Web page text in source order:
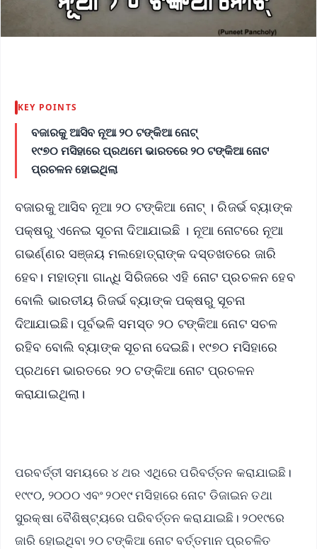
KEY POINTS
ବଜାରକୁ ଆସିବ ନୂଆ ୨୦ ଟଙ୍କିଆ ନୋଟ୍‍
୧୯୭୦ ମସିହାରେ ପ୍ରଥମେ ଭାରତରେ ୨୦ ଟଙ୍କିଆ ନୋଟ
ପ୍ରଚଳନ ହୋଇଥିଲା
ବଜାରକୁ ଆସିବ ନୂଆ ୨୦ ଟଙ୍କିଆ ନୋଟ୍‍ । ରିଜର୍ଭ ବ୍ୟାଙ୍କ
ପକ୍ଷରୁ ଏନେଇ ସୂଚନା ଦିଆଯାଇଛି । ନୂଆ ନୋଟରେ ନୂଆ
ଗଭର୍ଣ୍ଣର ସଞ୍ଜୟ ମଲହୋତ୍ରାଙ୍କ ଦସ୍ତଖତରେ ଜାରି
ହେବ। ମହାତ୍ମା ଗାନ୍ଧି ସିରିଜରେ ଏହି ନୋଟ ପ୍ରଚଳନ ହେବ
ବୋଲି ଭାରତୀୟ ରିଜର୍ଭ ବ୍ୟାଙ୍କ ପକ୍ଷରୁ ସୂଚନା
ଦିଆଯାଇଛି। ପୂର୍ବଭଳି ସମସ୍ତ ୨୦ ଟଙ୍କିଆ ନୋଟ ସଚଳ
ରହିବ ବୋଲି ବ୍ୟାଙ୍କ ସୂଚନା ଦେଇଛି। ୧୯୭୦ ମସିହାରେ
ପ୍ରଥମେ ଭାରତରେ ୨୦ ଟଙ୍କିଆ ନୋଟ ପ୍ରଚଳନ
କରାଯାଇଥିଲା।
ପରବର୍ତ୍ତୀ ସମୟରେ ୪ ଥର ଏଥିରେ ପରିବର୍ତ୍ତନ କରାଯାଇଛି।
୧୯୯୦, ୨୦୦୦ ଏବଂ ୨୦୧୯ ମସିହାରେ ନୋଟ ଡିଜାଇନ ତଥା
ସୁରକ୍ଷା ବୈଶିଷ୍ଟ୍ୟରେ ପରିବର୍ତ୍ତନ କରାଯାଇଛି। ୨୦୧୯ରେ
ଜାରି ହୋଇଥିବା ୨୦ ଟଙ୍କିଆ ନୋଟ ବର୍ତ୍ତମାନ ପ୍ରଚଳିତ